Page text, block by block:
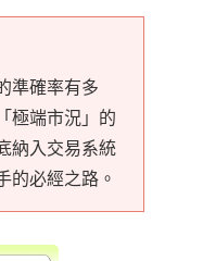
準確率有多
極端市況」的
納入交易系統
的必經之路。